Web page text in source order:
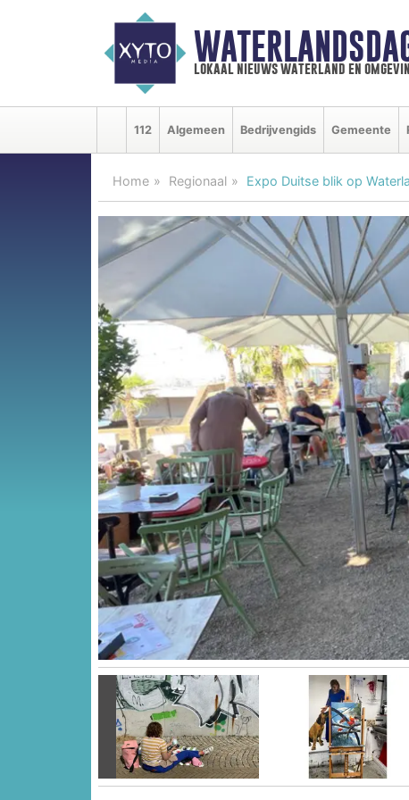
lokaal nieuws waterland en
112 Algemeen Bedrijvengids Gemeente
Home Regionaal Expo Duitse blik op
Vorige